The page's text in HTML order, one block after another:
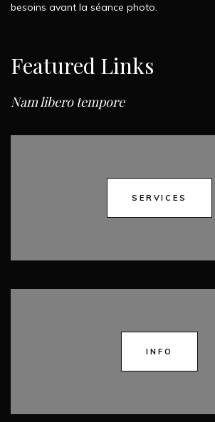
besoins avant la séance photo.
Featured Links
Nam libero tempore
SERVICES
INFO